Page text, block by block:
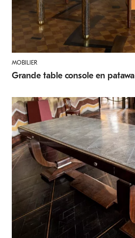
MOBILIER
Grande table console en patawa